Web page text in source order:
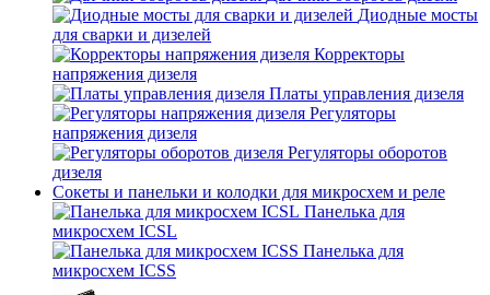
Диодные мосты
для сварки и дизелей
Корректоры
напряжения дизеля
Платы управления дизеля
Регуляторы
напряжения дизеля
Регуляторы оборотов
дизеля
Сокеты и панельки и колодки для микросхем и реле
Панелька для
микросхем ICSL
Панелька для
микросхем ICSS